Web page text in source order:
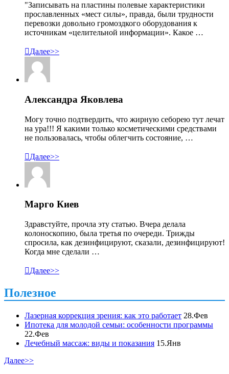
"Записывать на пластины полевые характеристики
прославленных «мест силы», правда, были трудности
перевозки довольно громоздкого оборудования к
источникам «целительной информации». Какое …
Далее>>
Александра Яковлева
Могу точно подтвердить, что жирную себорею тут лечат
на ура!!! Я какими только косметическими средствами
не пользовалась, чтобы облегчить состояние, …
Далее>>
Марго Киев
Здравстуйте, прочла эту статью. Вчера делала
колоноскопию, была третья по очереди. Трижды
спросила, как дезинфицируют, сказали, дезинфицируют!
Когда мне сделали …
Далее>>
Полезное
Лазерная коррекция зрения: как это работает 28.Фев
Ипотека для молодой семьи: особенности программы
22.Фев
Лечебный массаж: виды и показания 15.Янв
Далее>>